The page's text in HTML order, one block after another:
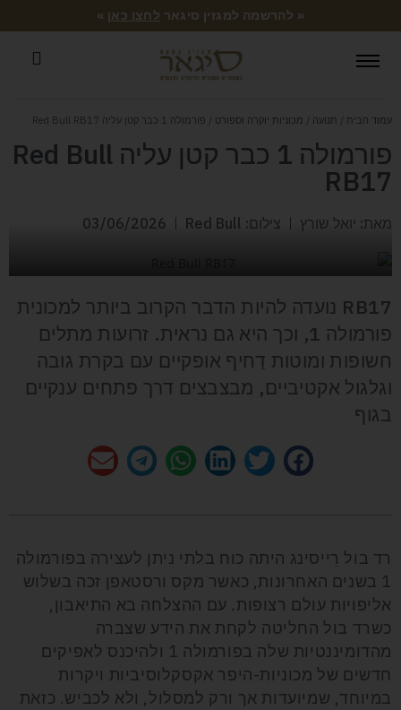
« להרשמה למגזין סיגאר לחצו כאן »
עמוד הבית / תנועה / מכוניות יוקרה וספורט / פורמולה 1 כבר קטן עליה Red Bull RB17
פורמולה 1 כבר קטן עליה Red Bull
RB17
מאת: יואל שורץ צילום: Red Bull 03/06/2026
RB17 נועדה להיות הדבר הקרוב ביותר למכונית
פורמולה 1, וכך היא גם נראית. זרועות מתלים
חשופות ומוטות דַחיף אופקיים עם בקרת גובה
וגלגול אקטיביים, מבצבצים דרך פתחים ענקיים
בגוף
רד בול רֵייסינג היתה כוח בלתי ניתן לעצירה בפורמולה
1 בשנים האחרונות, כאשר מקס ורסטאפן זכה בשלוש
אליפויות עולם רצופות. עם ההצלחה בא התיאבון,
כשרד בול החליטה לקחת את הידע שצברה
מהדומיננטיות שלה בפורמולה 1 ולהיכנס לאפיקים
חדשים של מכוניות-היפר אקסקלוסיביות ויקרות
במיוחד, שמיועדות אך ורק למסלול, ולא לכביש. כזאת